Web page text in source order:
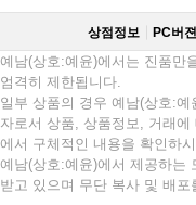
상점정보 PC버젼
예남(상호:예윤)에서는 진품만
엄격히 제한됩니다.
일부 상품의 경우 예남(상호:
자로서 상품, 상품정보, 거래
에서 구체적인 내용을 확인하
예남(상호:예윤)에서 제공하는
받고 있으며 무단 복사 및 배포